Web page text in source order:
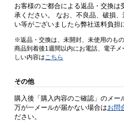
お客様のご都合による返品・交換は
承ください。 なお、不良品、破損
い等がございましたら弊社送料負担
※返品・交換は、未開封、未使用のもの
商品到着後1週間以内にお電話、電子
しい内容はこちら
その他
購入後「購入内容のご確認」のメー
万が一メールが届かない場合はお問
ださい。